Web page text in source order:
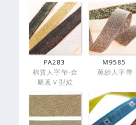
PA283
棉質人字帶-金
屬蔥Ｖ型紋
M9585
蔥紗人字帶